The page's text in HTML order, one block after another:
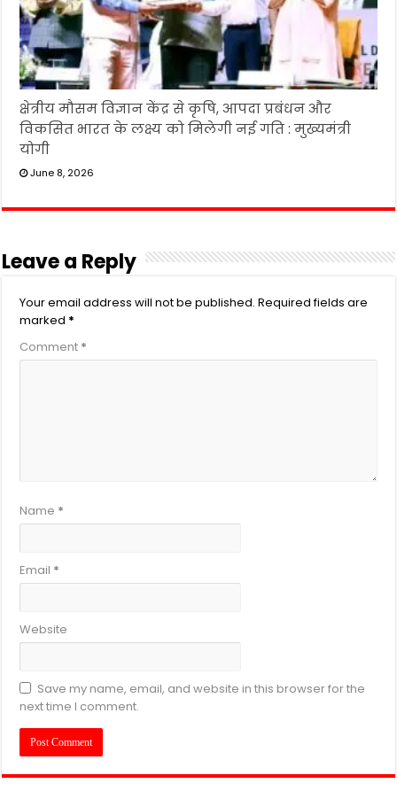
क्षेत्रीय मौसम विज्ञान केंद्र से कृषि, आपदा प्रबंधन और
विकसित भारत के लक्ष्य को मिलेगी नई गति : मुख्यमंत्री
योगी
June 8, 2026
Leave a Reply
Your email address will not be published. Required fields are
marked *
Comment *
Name *
Email *
Website
Save my name, email, and website in this browser for the
next time I comment.